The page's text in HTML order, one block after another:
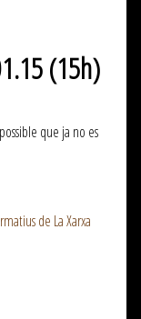
(15h)
que ja no es
de La Xarxa